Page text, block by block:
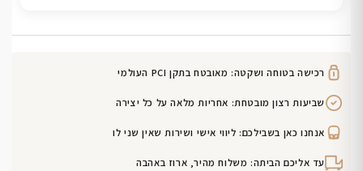
רכישה בטוחה ושקטה: מאובטח בתקן PCI העולמי
שביעות רצון מובטחת: אחריות מלאה על כל יצירה
אנחנו כאן בשבילכם: ליווי אישי ושירות שאין שני לו
עד אליכם הביתה: משלוח מהיר, ארוז באהבה